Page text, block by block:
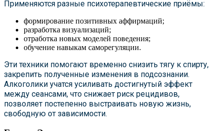
Применяются разные психотерапевтические приёмы:
формирование позитивных аффирмаций;
разработка визуализаций;
отработка новых моделей поведения;
обучение навыкам саморегуляции.
Эти техники помогают временно снизить тягу к спирту,
закрепить полученные изменения в подсознании.
Алкоголики учатся усиливать достигнутый эффект
между сеансами, что снижает риск рецидивов,
позволяет постепенно выстраивать новую жизнь,
свободную от зависимости.